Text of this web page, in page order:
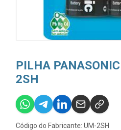
PILHA
2SH
Código do Fabricante: UM-2SH